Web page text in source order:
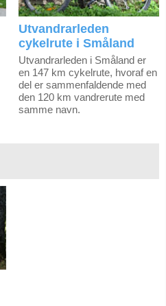
Utvandrarleden
cykelrute i Småland
Utvandrarleden i Småland er
en 147 km cykelrute, hvoraf en
del er sammenfaldende med
den 120 km vandrerute med
samme navn.